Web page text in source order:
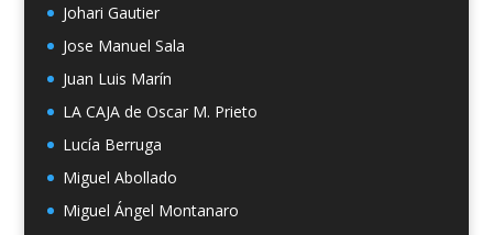
Johari Gautier
Jose Manuel Sala
Juan Luis Marín
LA CAJA de Oscar M. Prieto
Lucía Berruga
Miguel Abollado
Miguel Ángel Montanaro